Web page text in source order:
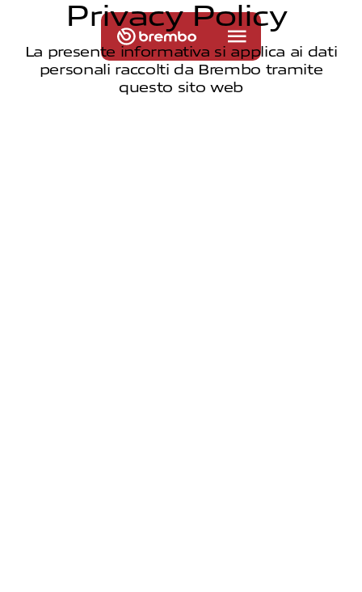
Privacy Policy
La presente informativa si applica ai dati
personali raccolti da Brembo tramite
questo sito web